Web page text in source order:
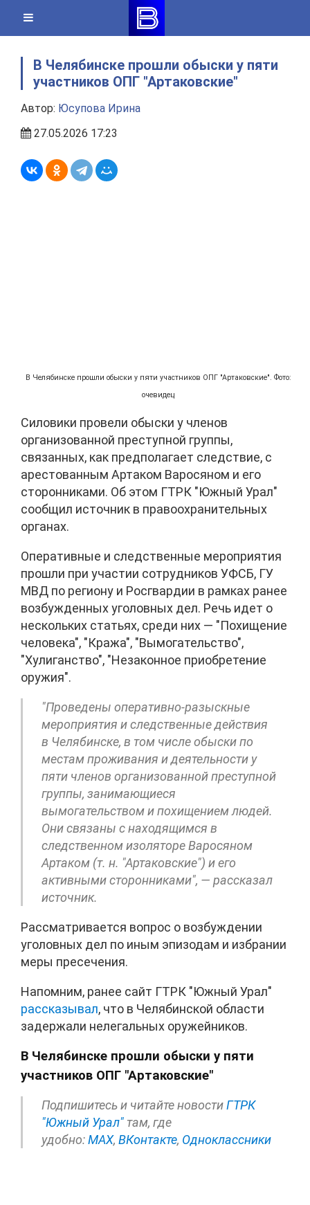
content
В Челябинске прошли обыски у пяти
участников ОПГ "Артаковские"
Автор: Юсупова Ирина
27.05.2026 17:23
В Челябинске прошли обыски у пяти участников ОПГ "Артаковские". Фото:
очевидец
Силовики провели обыски у членов
организованной преступной группы,
связанных, как предполагает следствие, с
арестованным Артаком Варосяном и его
сторонниками. Об этом ГТРК "Южный Урал"
сообщил источник в правоохранительных
органах.
Оперативные и следственные мероприятия
прошли при участии сотрудников УФСБ, ГУ
МВД по региону и Росгвардии в рамках ранее
возбужденных уголовных дел. Речь идет о
нескольких статьях, среди них — "Похищение
человека", "Кража", "Вымогательство",
"Хулиганство", "Незаконное приобретение
оружия".
"Проведены оперативно-разыскные
мероприятия и следственные действия
в Челябинске, в том числе обыски по
местам проживания и деятельности у
пяти членов организованной преступной
группы, занимающиеся
вымогательством и похищением людей.
Они связаны с находящимся в
следственном изоляторе Варосяном
Артаком (т. н. "Артаковские") и его
активными сторонниками", — рассказал
источник.
Рассматривается вопрос о возбуждении
уголовных дел по иным эпизодам и избрании
меры пресечения.
Напомним, ранее сайт ГТРК "Южный Урал"
рассказывал, что в Челябинской области
задержали нелегальных оружейников.
В Челябинске прошли обыски у пяти
участников ОПГ "Артаковские"
Подпишитесь и читайте новостиГТРК
"Южный Урал" там, где
удобно:МАХ, ВКонтакте, Одноклассники